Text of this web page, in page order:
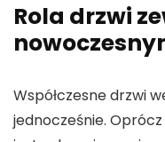
Rola drzwi
Współczesne drzwi
jednocześnie.